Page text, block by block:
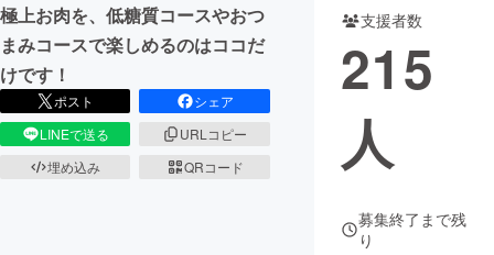
極上お肉を、低糖質コースやおつ
まみコースで楽しめるのはココだ
けです！
ポスト
シェア
LINEで送る
URLコピー
埋め込み
QRコード
支援者数
215
人
募集終了まで残
り